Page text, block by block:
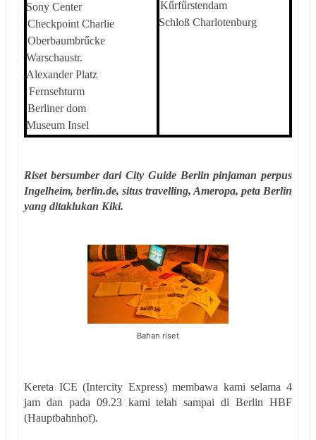
Sony Center
Checkpoint Charlie
Oberbaumbrűcke
Warschaustr.
Alexander Platz
Fernsehturm
Berliner dom
Museum Insel
Kűrfűrstendam
Schloß Charlotenburg
Riset bersumber dari City Guide Berlin pinjaman perpus
Ingelheim, berlin.de, situs travelling, Ameropa, peta Berlin
yang ditaklukan Kiki.
Bahan riset
Kereta ICE (Intercity Express) membawa kami selama 4
jam dan pada 09.23 kami telah sampai di Berlin HBF
(Hauptbahnhof).